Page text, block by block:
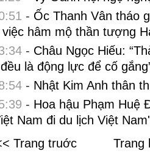
- Ốc Thanh Vân tháo
hâm mộ thần tượng
- Châu Ngọc Hiếu:
là động lực để cố
- Nhật Kim Anh thân
- Hoa hậu Phạm Huệ
Nam đi du lịch Việt Nam'
Trang truớc
Trang